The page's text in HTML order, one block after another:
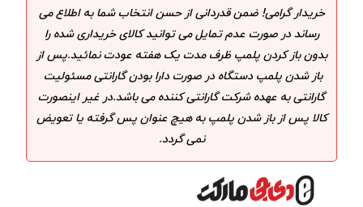
خریدار گرامی! ضمن قدردانی از حسن انتخاب شما به اطلاع می
رساند در صورت عدم تمایل می توانید کالای خریداری شده را
بدون باز کردن پلمپ ظرف مدت یک هفته عودت نمائید.پس از
باز شدن پلمپ دستگاه در صورت دارا بودن گارانتی مسئولیت
گارانتی به عهده شرکت گارانتی کننده می باشد.در غیر اینصورت
کالا پس از باز شدن پلمپ به هیچ عنوان پس گرفته یا تعویض
نمی گردد.